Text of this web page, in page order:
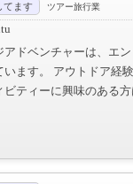
てます ツアー旅行業
アドベンチャーは、エ
います。 アウトドア経
ティーに興味のある